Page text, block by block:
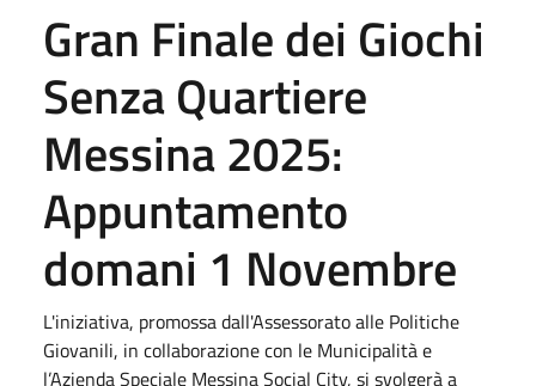
Gran Finale dei Giochi
Senza Quartiere
Messina 2025:
Appuntamento
domani 1 Novembre
L'iniziativa, promossa dall'Assessorato alle Politiche
Giovanili, in collaborazione con le Municipalità e
l’Azienda Speciale Messina Social City, si svolgerà a